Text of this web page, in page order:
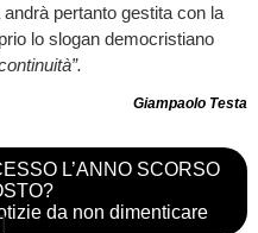
pertanto gestita con la
lo slogan democristiano
Giampaolo Testa
L’ANNO SCORSO
da non dimenticare